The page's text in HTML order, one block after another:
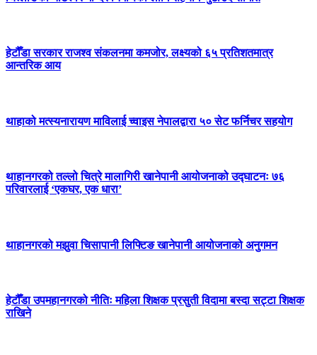
हेटौँडा सरकार राजश्व संकलनमा कमजोर, लक्ष्यको ६५ प्रतिशतमात्र
आन्तरिक आय
थाहाको मत्स्यनारायण माविलाई च्वाइस नेपालद्वारा ५० सेट फर्निचर सहयोग
थाहानगरको तल्लो चित्रे मालागिरी खानेपानी आयोजनाको उद्घाटनः ७६
परिवारलाई ‘एकघर, एक धारा’
थाहानगरको मझुवा चिसापानी लिफ्टिङ खानेपानी आयोजनाको अनुगमन
हेटौँडा उपमहानगरको नीतिः महिला शिक्षक प्रसुती विदामा बस्दा सट्टा शिक्षक
राखिने